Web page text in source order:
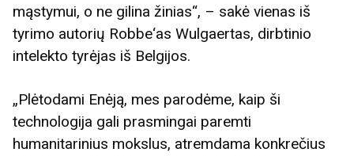
mąstymui, o ne gilina žinias“, – sakė vienas iš
tyrimo autorių Robbe‘as Wulgaertas, dirbtinio
intelekto tyrėjas iš Belgijos.
„Plėtodami Enėją, mes parodėme, kaip ši
technologija gali prasmingai paremti
humanitarinius mokslus, atremdama konkrečius